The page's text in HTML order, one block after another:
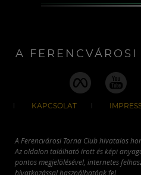
A
KAPCSOLAT
A Ferencvárosi Torna Club hivatalos
Az oldalon található írott és képi
pontos megjelölésével, internetes
hivatkozással használhatóak fel.